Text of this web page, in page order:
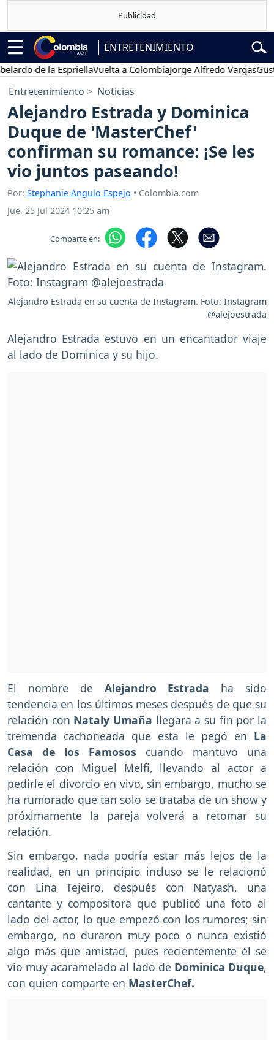
ENTRETENIMIENTO
de la EspriellaVuelta a ColombiaJorge Alfredo VargasGustavo
Entretenimiento Noticias
Alejandro Estrada y Dominica
Duque de 'MasterChef'
confirman su romance: ¡Se les
vio juntos paseando!
Por: Stephanie Angulo Espejo • Colombia.com
Jue, 25 Jul 2024 10:25 am
Comparte en:
Alejandro Estrada en su cuenta de Instagram. Foto: Instagram
@alejoestrada
Alejandro Estrada estuvo en un encantador viaje
al lado de Dominica y su hijo.
El nombre de Alejandro Estrada ha sido
tendencia en los últimos meses después de que su
relación con Nataly Umaña llegara a su fin por la
tremenda cachoneada que esta le pegó en La
Casa de los Famosos cuando mantuvo una
relación con Miguel Melfi, llevando al actor a
pedirle el divorcio en vivo, sin embargo, mucho se
ha rumorado que tan solo se trataba de un show y
próximamente la pareja volverá a retomar su
relación.
Sin embargo, nada podría estar más lejos de la
realidad, en un principio incluso se le relacionó
con Lina Tejeiro, después con Natyash, una
cantante y compositora que publicó una foto al
lado del actor, lo que empezó con los rumores; sin
embargo, no duraron muy poco o nunca existió
algo más que amistad, pues recientemente él se
vio muy acaramelado al lado de Dominica Duque,
con quien comparte en MasterChef.